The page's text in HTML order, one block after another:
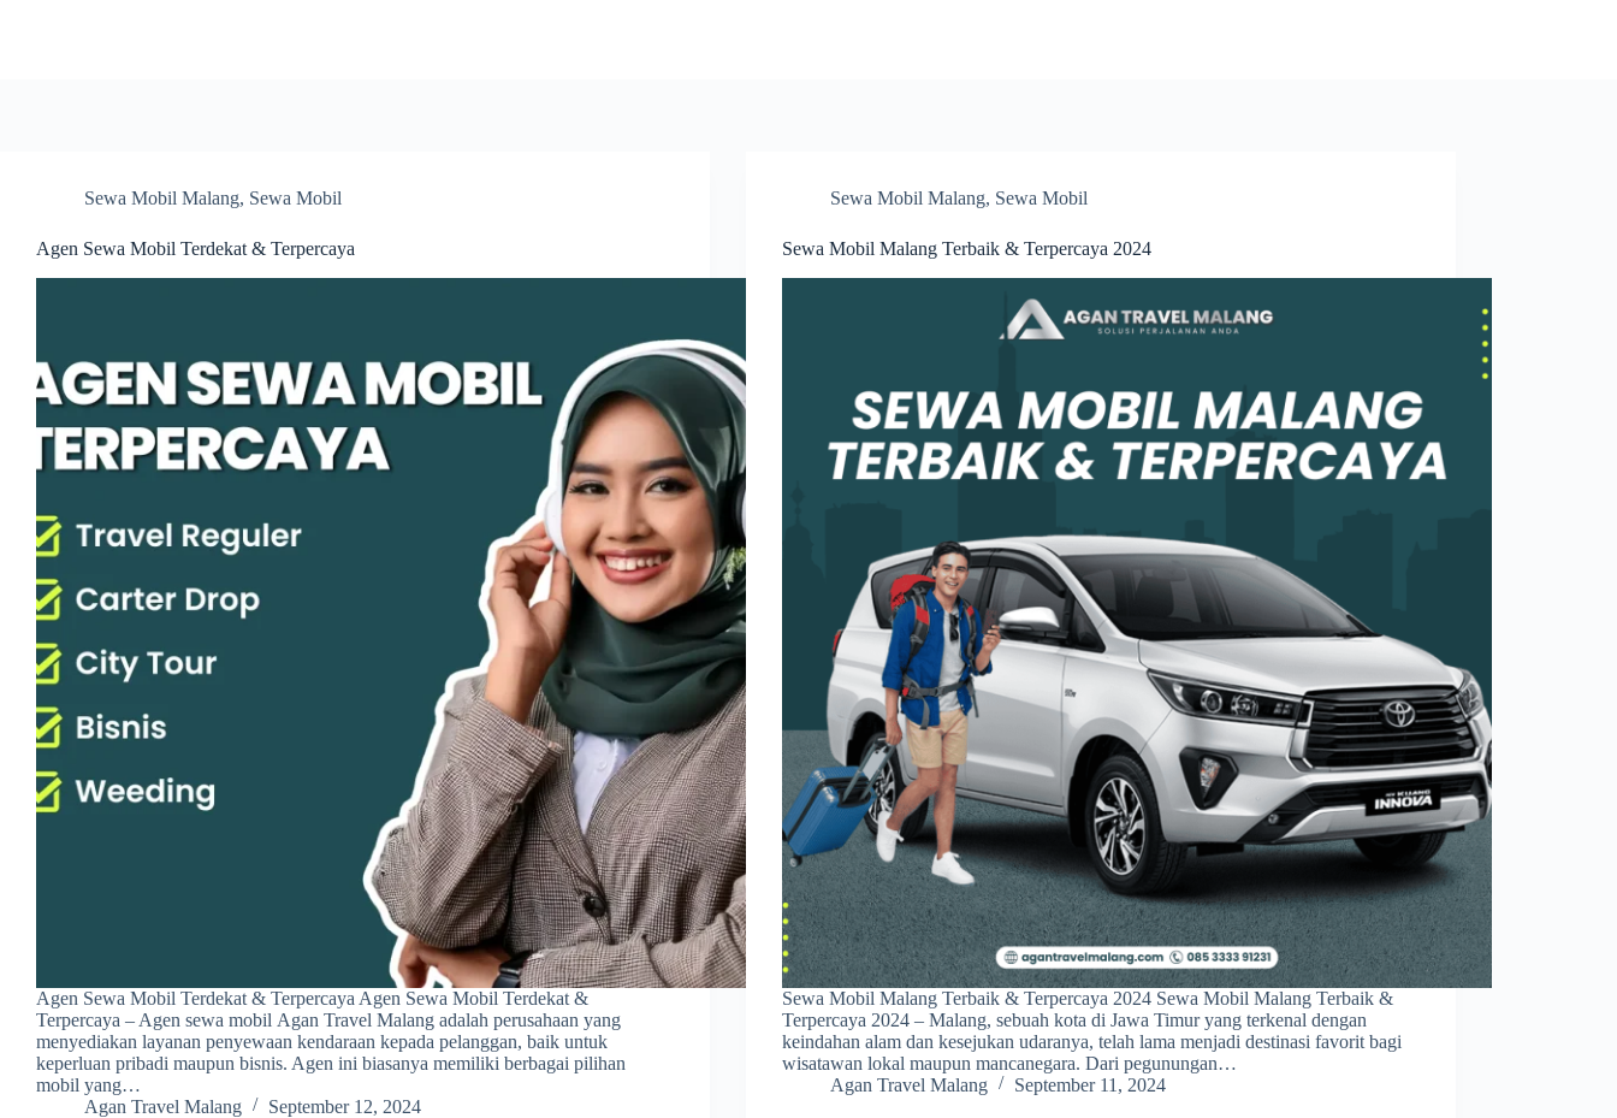
Sewa Mobil Malang, Sewa Mobil
Agen Sewa Mobil Terdekat & Terpercaya
Agen Sewa Mobil Terdekat & Terpercaya Agen Sewa Mobil Terdekat &
Terpercaya – Agen sewa mobil Agan Travel Malang adalah perusahaan yang
menyediakan layanan penyewaan kendaraan kepada pelanggan, baik untuk
keperluan pribadi maupun bisnis. Agen ini biasanya memiliki berbagai pilihan
mobil yang…
Agan Travel Malang
September 12, 2024
Sewa Mobil Malang, Sewa Mobil
Sewa Mobil Malang Terbaik & Terpercaya 2024
Sewa Mobil Malang Terbaik & Terpercaya 2024 Sewa Mobil Malang Terbaik &
Terpercaya 2024 – Malang, sebuah kota di Jawa Timur yang terkenal dengan
keindahan alam dan kesejukan udaranya, telah lama menjadi destinasi favorit bagi
wisatawan lokal maupun mancanegara. Dari pegunungan…
Agan Travel Malang
September 11, 2024